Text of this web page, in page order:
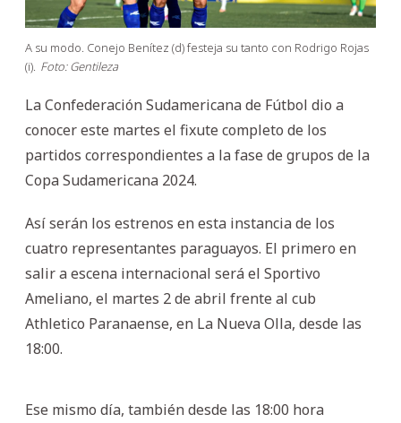
A su modo. Conejo Benítez (d) festeja su tanto con Rodrigo Rojas
(i). Foto: Gentileza
La Confederación Sudamericana de Fútbol dio a
conocer este martes el fixute completo de los
partidos correspondientes a la fase de grupos de la
Copa Sudamericana 2024.
Así serán los estrenos en esta instancia de los
cuatro representantes paraguayos. El primero en
salir a escena internacional será el Sportivo
Ameliano, el martes 2 de abril frente al cub
Athletico Paranaense, en La Nueva Olla, desde las
18:00.
Ese mismo día, también desde las 18:00 hora